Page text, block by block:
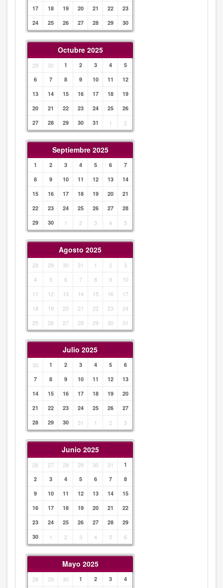
17
18 19 20 21 22
23
24
25 26 27 28 29 30
Octubre 2025
29 30 1 2 3 4
5
6
7 8 9 10 11
12
13
14 15 16 17 18
19
20
21 22 23 24 25
26
27
28 29 30 31 1 2
Septiembre 2025
1 2 3 4 5 6
7
8
9 10 11 12 13
14
15
16 17 18 19 20
21
22
23 24 25 26 27
28
29
30 1 2 3 4 5
Agosto 2025
28 29 30 31 1 2
3
4
5 6 7 8 9
10
11
12 13 14 15 16
17
18
19 20 21 22 23
24
25
26 27 28 29 30 31
Julio 2025
30 1 2 3 4 5
6
7
8 9 10 11 12
13
14
15 16 17 18 19
20
21
22 23 24 25 26
27
28
29 30 31 1 2 3
Junio 2025
26 27 28 29 30 31
1
2
3 4 5 6 7
8
9
10 11 12 13 14
15
16
17 18 19 20 21
22
23
24 25 26 27 28
29
30
1 2 3 4 5 6
Mayo 2025
28 29 30 1 2 3 4